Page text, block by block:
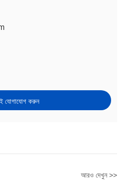
যোগাযোগ করুন
আরও দেখুন >>